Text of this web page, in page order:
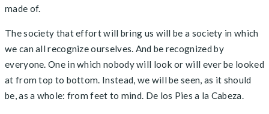
made of.
The society that effort will bring us will be a society in which
we can all recognize ourselves. And be recognized by
everyone. One in which nobody will look or will ever be looked
at from top to bottom. Instead, we will be seen, as it should
be, as a whole: from feet to mind. De los Pies a la Cabeza.